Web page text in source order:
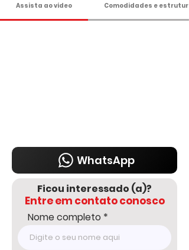
Agende sua visita!
Assista ao vídeo Comodidades e estrutura
WhatsApp
Ficou interessado (a)?
Entre em contato conosco
Nome completo